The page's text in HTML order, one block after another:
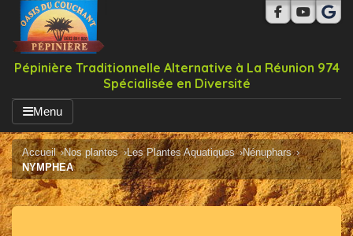
Pépinière Traditionnelle Alternative à La Réunion 974
Spécialisée en Diversité
Menu
Accueil Nos plantes Les Plantes Aquatiques
Nénuphars
NYMPHEA